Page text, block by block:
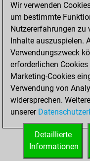
Matt auf vollem
Bauer setzt Matt
Erstickte Matts
Türme auf der
STARTSEITE
Wir verwenden
um bestimmte
Nutzererfahrungen zu
Inhalte auszuspielen.
Verwendungszweck
erforderlichen
Marketing-Cookies
Verwendung von
widersprechen.
unserer
Detaillierte
Informationen